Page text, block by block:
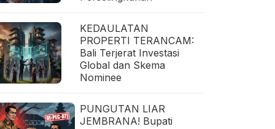
KEDAULATAN
PROPERTI TERANCAM:
Bali Terjerat Investasi
Global dan Skema
Nominee
PUNGUTAN LIAR
JEMBRANA! Bupati